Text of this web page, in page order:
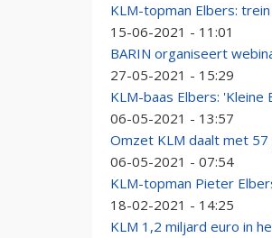
KLM-topman Elbers:
15-06-2021 - 11:01
BARIN organiseert
27-05-2021 - 15:29
KLM-baas Elbers: 'Kleine
06-05-2021 - 13:57
Omzet KLM daalt met
06-05-2021 - 07:54
KLM-topman Pieter
18-02-2021 - 14:25
KLM 1,2 miljard euro in